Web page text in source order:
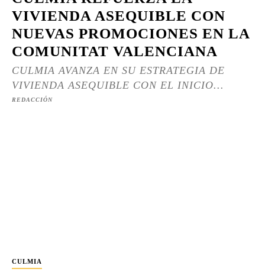
VIVIENDA ASEQUIBLE CON
NUEVAS PROMOCIONES EN LA
COMUNITAT VALENCIANA
CULMIA AVANZA EN SU ESTRATEGIA DE
VIVIENDA ASEQUIBLE CON EL INICIO...
REDACCIÓN
CULMIA